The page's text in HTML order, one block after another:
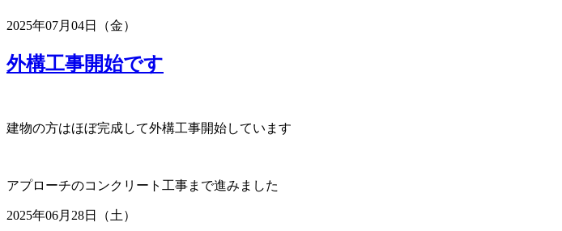
2025年07月04日（金）
外構工事開始です
建物の方はほぼ完成して外構工事開始しています
アプローチのコンクリート工事まで進みました
2025年06月28日（土）